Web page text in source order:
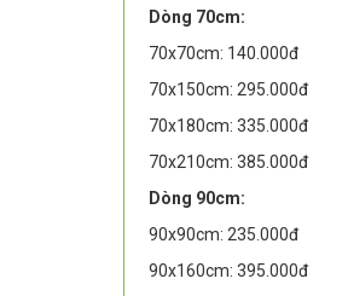
Dòng 70cm:
70x70cm: 140.000đ
70x150cm: 295.000đ
70x180cm: 335.000đ
70x210cm: 385.000đ
Dòng 90cm:
90x90cm: 235.000đ
90x160cm: 395.000đ